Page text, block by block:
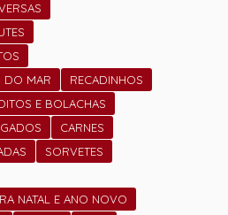
DO MAR
RECADINHOS
E BOLACHAS
CARNES
SORVETES
NATAL E ANO NOVO